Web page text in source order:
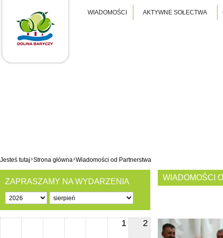
WIADOMOŚCI AKTYWNE SOŁECTWA
Jesteś tutaj›Strona główna›Wiadomości od Partnerstwa
ZAPRASZAMY NA WYDARZENIA
1 2
WIADOMOŚCI